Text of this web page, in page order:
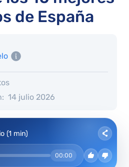
de España
14 julio 2026
00:00
(1 min)